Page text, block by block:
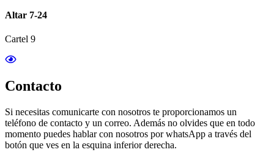
Altar 7-24
Cartel 9
Contacto
Si necesitas comunicarte con nosotros te proporcionamos un
teléfono de contacto y un correo. Además no olvides que en todo
momento puedes hablar con nosotros por whatsApp a través del
botón que ves en la esquina inferior derecha.